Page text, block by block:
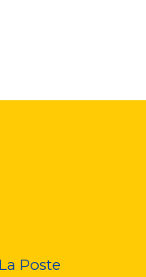
Poste